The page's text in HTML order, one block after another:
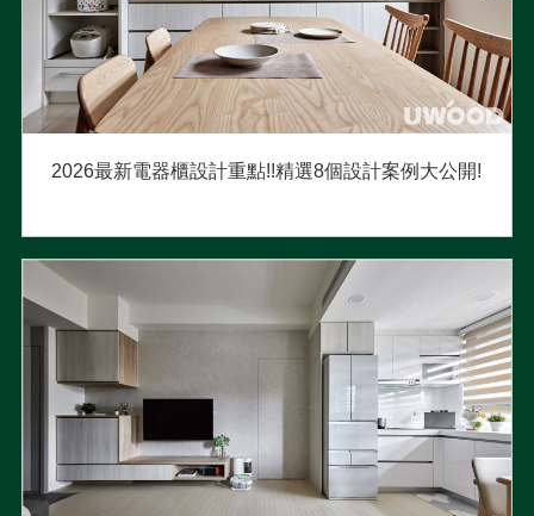
2026最新電器櫃設計重點!!精選8個設計案例大公開!